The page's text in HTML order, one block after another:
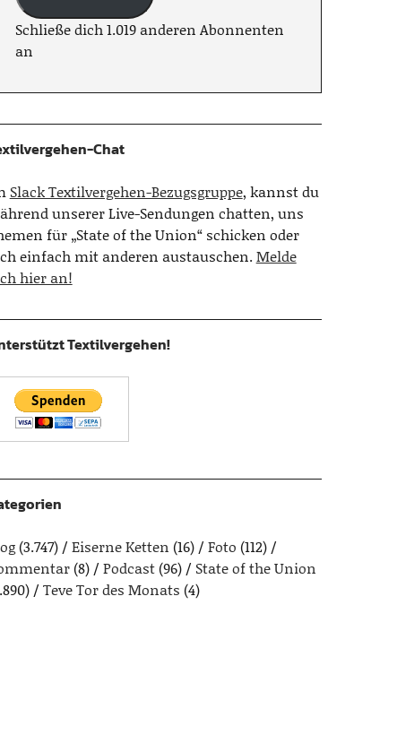
Schließe dich 1.019 anderen Abonnenten
an
Chat
Slack Textilvergehen-Bezugsgruppe, kannst du
unserer Live-Sendungen chatten, uns
für „State of the Union“ schicken oder
einfach mit anderen austauschen.Melde
hier an!
Textilvergehen!
(3.747) Eiserne Ketten (16) Foto (112)
(8) Podcast(96)
State of the Union
Teve Tor des Monats (4)